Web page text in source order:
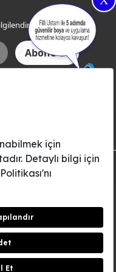
ve Kimya Sanayi A.Ş.'nin
duyuru, hizmetler ve
yoluyla şahsıma